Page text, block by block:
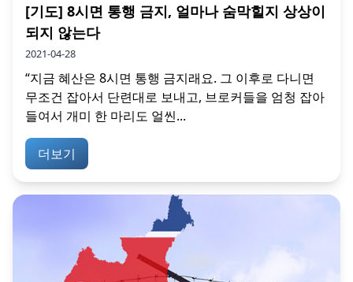
[기도] 8시면 통행 금지, 얼마나 숨막힐지 상상이
되지 않는다
2021-04-28
“지금 혜산은 8시면 통행 금지래요. 그 이후로 다니면
무조건 잡아서 단련대로 보내고, 브로커들을 엄청 잡아
들여서 개미 한 마리도 얼씬...
더보기